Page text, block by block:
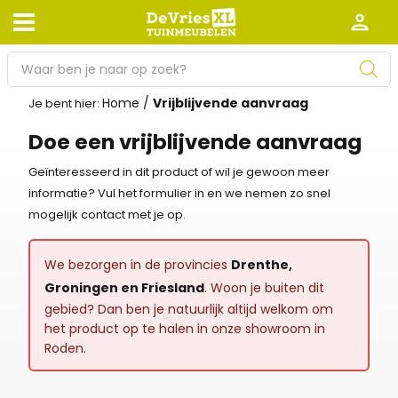
Afhalen en bezorgen Retourneren
Garantie Algemene voorwaarden
Leveringsvoorwaarden Kennisbank
Zakelijk Werken bij De Vries XL
Tuinmeubelwinkel in de buurt
r
Je bent hier:Home /Vrijblijvende aanvraag
Doe een vrijblijvende aanvraag
Geïnteresseerd in dit product of wil je gewoon meer
informatie? Vul het formulier in en we nemen zo snel
mogelijk contact met je op.
We bezorgen in de provincies Drenthe,
Groningen en Friesland. Woon je buiten dit
gebied? Dan ben je natuurlijk altijd welkom om
het product op te halen in onze showroom in
Roden.